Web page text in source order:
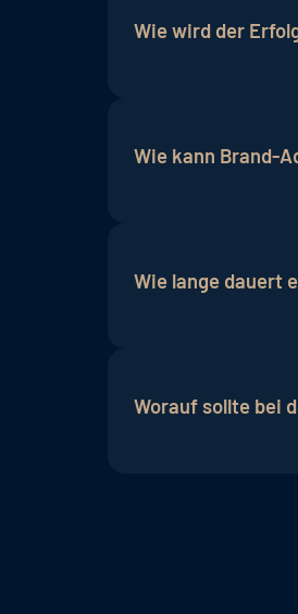
Wie wird der
Wie kann Brand-
Wie lange dauert
Worauf sollte bei